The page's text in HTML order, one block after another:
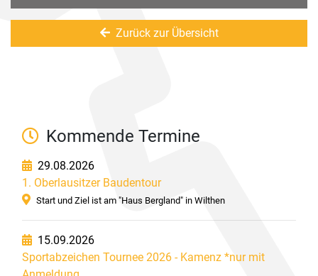
Kommende Termine
29.08.2026
1. Oberlausitzer Baudentour
Start und Ziel ist am "Haus Bergland" in Wilthen
15.09.2026
Sportabzeichen Tournee 2026 - Kamenz *nur mit
Zurück zur Übersicht